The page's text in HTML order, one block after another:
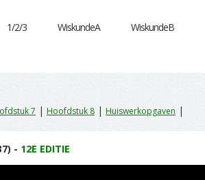
1/2/3 WiskundeA WiskundeB
7 | Hoofdstuk 8 | Huiswerkopgaven |
- 12E EDITIE